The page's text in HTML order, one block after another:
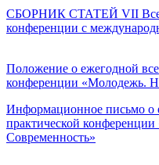
СБОРНИК СТАТЕЙ VII
конференции с
Положение о ежегодной
конференции «Молодежь.
Информационное письмо о
практической
Современность»